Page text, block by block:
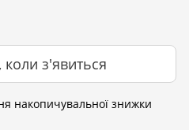
з'явиться
накопичувальної знижки